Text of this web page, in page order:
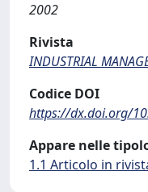
2002
Rivista
INDUSTRIAL
Codice DOI
https://dx.doi.org/
Appare nelle
1.1 Articolo in